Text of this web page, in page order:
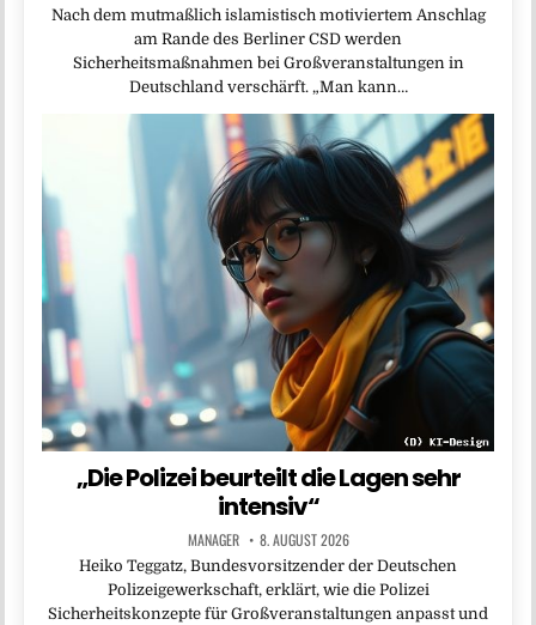
Nach dem mutmaßlich islamistisch motiviertem Anschlag
am Rande des Berliner CSD werden
Sicherheitsmaßnahmen bei Großveranstaltungen in
Deutschland verschärft. „Man kann…
„Die Polizei beurteilt die Lagen sehr
intensiv“
MANAGER 8. AUGUST 2026
Heiko Teggatz, Bundesvorsitzender der Deutschen
Polizeigewerkschaft, erklärt, wie die Polizei
Sicherheitskonzepte für Großveranstaltungen anpasst und